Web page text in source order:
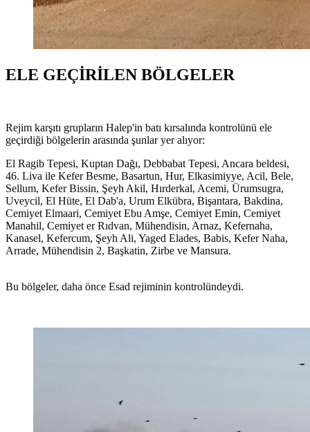
ELE GEÇİRİLEN BÖLGELER
Rejim karşıtı grupların Halep'in batı kırsalında kontrolünü ele
geçirdiği bölgelerin arasında şunlar yer alıyor:
El Ragib Tepesi, Kuptan Dağı, Debbabat Tepesi, Ancara beldesi,
46. Liva ile ⁠Kefer Besme, Basartun, Hur, ⁠Elkasimiyye, Acil, Bele,
Sellum, Kefer Bissin, Şeyh Akil, Hırderkal, Acemi, Ürumsugra,
Uveycil, El Hüte, ⁠El Dab'a, ⁠Urum Elkübra, Bişantara, Bakdina,
Cemiyet Elmaari, Cemiyet Ebu Amşe, ⁠Cemiyet Emin, Cemiyet
Manahil, Cemiyet er Rıdvan, ⁠Mühendisin, Arnaz, Kefernaha,
Kanasel, Kefercum, Şeyh Ali, Yaged Elades, Babis, Kefer Naha,
Arrade, Mühendisin 2, Başkatin, Zirbe ve Mansura.
Bu bölgeler, daha önce Esad rejiminin kontrolündeydi.